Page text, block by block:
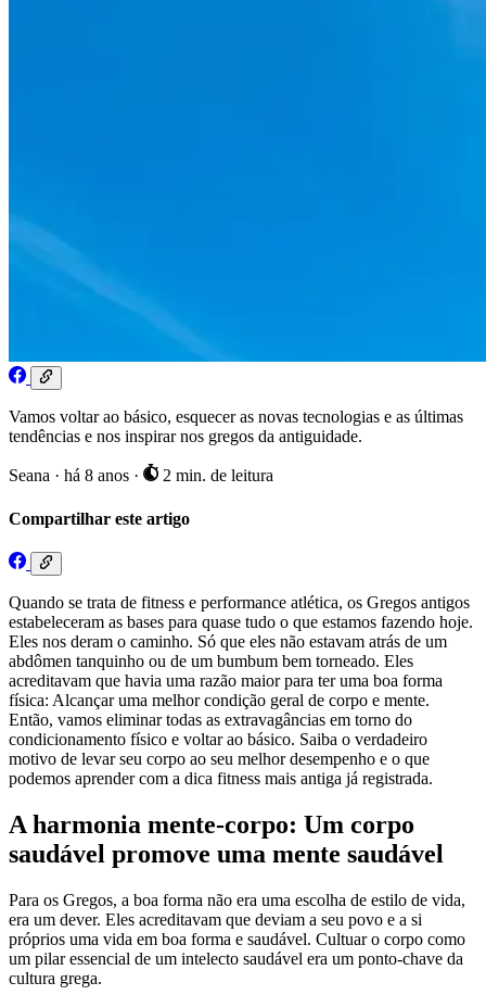
Vamos voltar ao básico, esquecer as novas tecnologias e as últimas
tendências e nos inspirar nos gregos da antiguidade.
Seana · há 8 anos · 2 min. de leitura
Compartilhar este artigo
Quando se trata de fitness e performance atlética, os Gregos antigos
estabeleceram as bases para quase tudo o que estamos fazendo hoje.
Eles nos deram o caminho. Só que eles não estavam atrás de um
abdômen tanquinho ou de um bumbum bem torneado. Eles
acreditavam que havia uma razão maior para ter uma boa forma
física: Alcançar uma melhor condição geral de corpo e mente.
Então, vamos eliminar todas as extravagâncias em torno do
condicionamento físico e voltar ao básico. Saiba o verdadeiro
motivo de levar seu corpo ao seu melhor desempenho e o que
podemos aprender com a dica fitness mais antiga já registrada.
A harmonia mente-corpo: Um corpo
saudável promove uma mente saudável
Para os Gregos, a boa forma não era uma escolha de estilo de vida,
era um dever. Eles acreditavam que deviam a seu povo e a si
próprios uma vida em boa forma e saudável. Cultuar o corpo como
um pilar essencial de um intelecto saudável era um ponto-chave da
cultura grega.